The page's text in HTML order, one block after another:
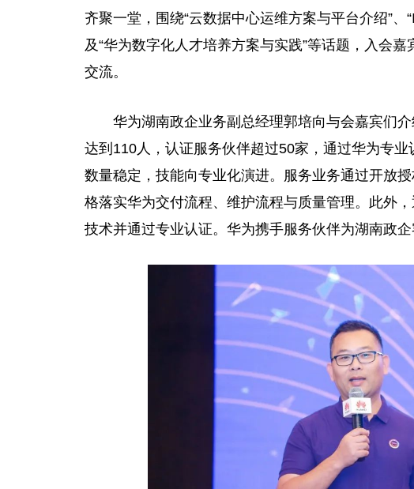
齐聚一堂，围绕“云数据中心运维方案与平台介绍”、
及“华为数字化人才培养方案与实践”等话题，入会
交流。
华为湖南政企业务副 总经理郭培向与会嘉宾们
达到110人，认证服务伙伴超过50家，通过华为专
数量稳定，技能向专业化演进。服务业务通过开放
格落实华为交付流程、维护流程与质量管理。此外
技术并通过专业认证。华为携手服务伙伴为湖南政企